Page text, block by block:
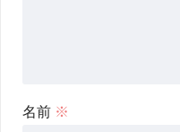
名前 ※